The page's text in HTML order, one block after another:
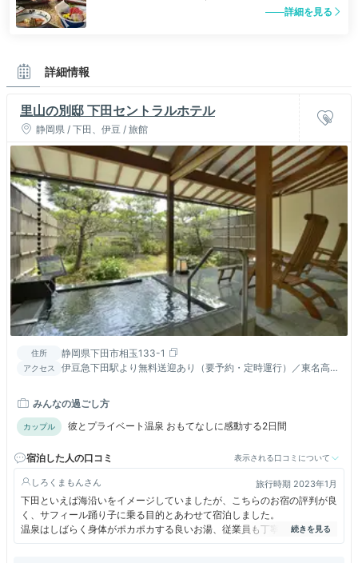
詳細を見る
詳細情報
里山の別邸 下田セントラルホテル
静岡県 / 下田、伊豆 / 旅館
住所 静岡県下田市相玉133-1
アクセス
伊豆急下田駅より無料送迎あり（要予約・定時運行）／東名高速
みんなの過ごし方
カップル 彼とプライベート温泉 おもてなしに感動する2日間
宿泊した人の口コミ 表示される口コミについて
しろくまもん 旅行時期 2023年1月
下田といえば海沿いをイメージしていましたが、こちらのお宿の評判が良
く、サフィール踊り子に乗る目的とあわせて宿泊しました。
温泉はしばらく身体がポカポカする良いお湯、従業員も丁寧で感じが良い
応対でした。